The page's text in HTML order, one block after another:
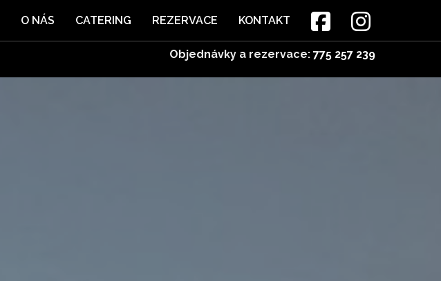
O NÁS CATERING REZERVACE KONTAKT
Objednávky a rezervace: 775 257 239